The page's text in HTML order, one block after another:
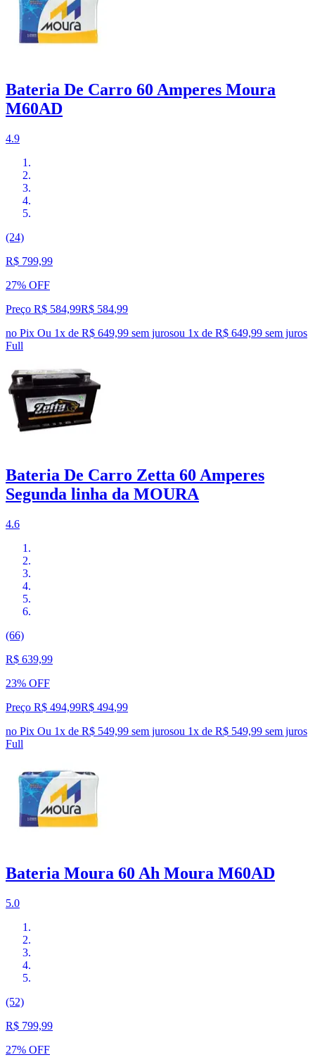
Bateria De Carro 60 Amperes Moura
M60AD
4.9
(24)
R$ 799,99
27% OFF
Preço R$ 584,99R$ 584,99
no Pix Ou 1x de R$ 649,99 sem jurosou 1x de R$ 649,99 sem juros
Full
Bateria De Carro Zetta 60 Amperes
Segunda linha da MOURA
4.6
(66)
R$ 639,99
23% OFF
Preço R$ 494,99R$ 494,99
no Pix Ou 1x de R$ 549,99 sem jurosou 1x de R$ 549,99 sem juros
Full
Bateria Moura 60 Ah Moura M60AD
5.0
(52)
R$ 799,99
27% OFF